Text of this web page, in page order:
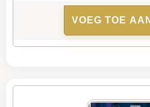
VOEG TOE